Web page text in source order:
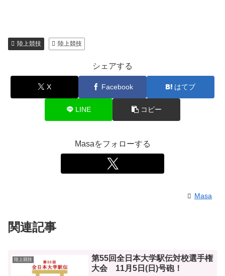
陸上競技 陸上競技
シェアする
X Facebook はてブ
LINE コピー
Masaをフォローする
Masa
関連記事
陸上競技
第55回全日本大学駅伝対校選手権
大会 11月5日(日)号砲！